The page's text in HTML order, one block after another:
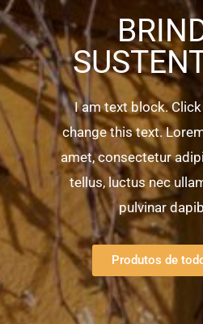
I am text block.
change this text.
amet, consectetur
tellus, luctus nec
pulvinar
Produtos de